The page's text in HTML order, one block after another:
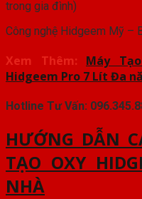
trong gia đình)
Công nghệ Hidgeem Mỹ –
Xem Thêm: Máy
Hidgeem Pro 7 Lít Đa
Hotline Tư Vấn:
HƯỚNG DẪN
TẠO OXY
NHÀ